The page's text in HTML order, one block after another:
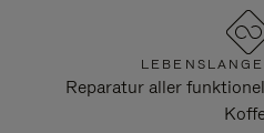
Reparatur aller